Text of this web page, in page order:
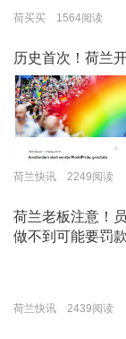
荷买买 1564阅读
历史首次！荷兰
荷兰快讯 2249阅读
荷兰老板注意！
做不到可能要罚款
荷兰快讯 2439阅读